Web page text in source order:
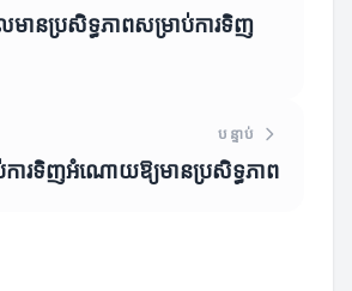
មានប្រសិទ្ធភាពសម្រាប់ការទិញ
បន្ទាប់
ប់ការទិញអំណោយឱ្យមានប្រសិទ្ធភាព